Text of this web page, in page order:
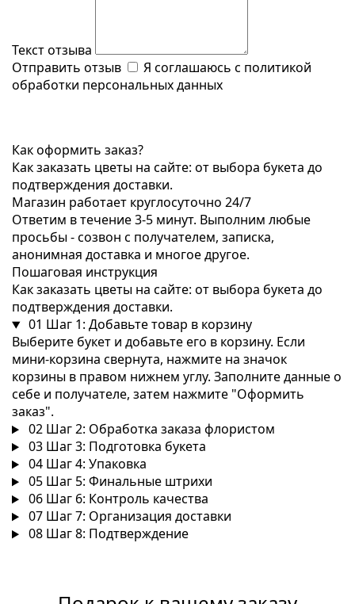
Текст отзыва
Отправить отзыв
Я соглашаюсь с политикой
обработки персональных данных
Как оформить заказ?
Как заказать цветы на сайте: от выбора букета до
подтверждения доставки.
Магазин работает круглосуточно 24/7
Ответим в течение 3-5 минут. Выполним любые
просьбы - созвон с получателем, записка,
анонимная доставка и многое другое.
Пошаговая инструкция
Как заказать цветы на сайте: от выбора букета до
подтверждения доставки.
01 Шаг 1: Добавьте товар в корзину
Выберите букет и добавьте его в корзину. Если
мини-корзина свернута, нажмите на значок
корзины в правом нижнем углу. Заполните данные о
себе и получателе, затем нажмите "Оформить
заказ".
02 Шаг 2: Обработка заказа флористом
03 Шаг 3: Подготовка букета
04 Шаг 4: Упаковка
05 Шаг 5: Финальные штрихи
06 Шаг 6: Контроль качества
07 Шаг 7: Организация доставки
08 Шаг 8: Подтверждение